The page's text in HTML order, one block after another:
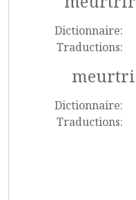
Dictionnaire:
Traductions:
Dictionnaire:
Traductions: